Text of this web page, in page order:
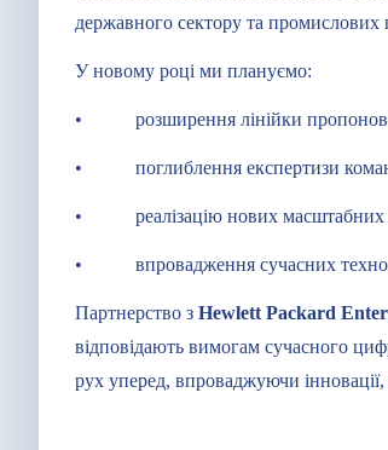
державного сектору та промислових
У новому році ми плануємо:
• розширення лінійки
• поглиблення експертизи команди
• реалізацію нових масштабних
• впровадження сучасних
Партнерство з Hewlett Packard
відповідають вимогам сучасного
рух уперед, впроваджуючи інновації,